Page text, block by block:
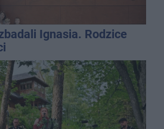
Ignasia. Rodzice